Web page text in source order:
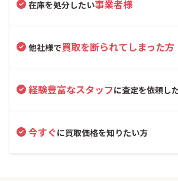
在庫を処分したい事業者様
他社様で買取を断られてしまった方
経験豊富なスタッフに査定を依頼し
今すぐに買取価格を知りたい方